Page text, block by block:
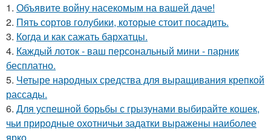
1. Объявите войну насекомым на вашей даче!
2. Пять сортов голубики, которые стоит посадить.
3. Когда и как сажать бархатцы.
4. Каждый лоток - ваш персональный мини - парник
бесплатно.
5. Четыре народных средства для выращивания крепкой
рассады.
6. Для успешной борьбы с грызунами выбирайте кошек,
чьи природные охотничьи задатки выражены наиболее